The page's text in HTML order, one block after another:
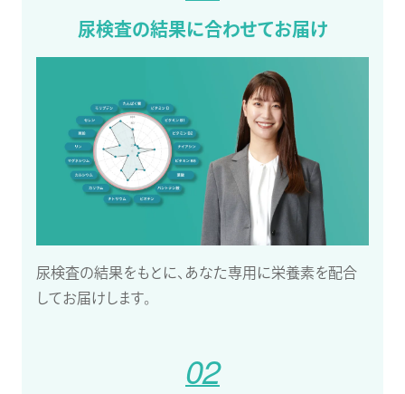
尿検査の結果に合わせてお届け
尿検査の結果をもとに、あなた専用に栄養素を配合
してお届けします。
02